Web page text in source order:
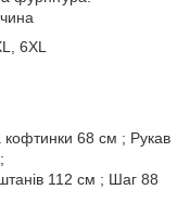
6XL
68 см ; Рукав
112 см ; Шаг 88